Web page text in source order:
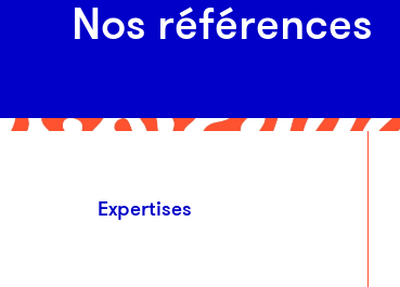
Nos références
Expertises